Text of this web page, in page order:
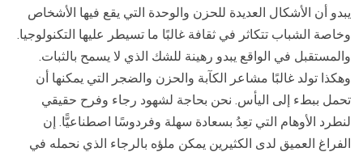
يبدو أن الأشكال العديدة للحزن والوحدة التي يقع فيها الأشخاص
وخاصة الشباب تتكاثر في ثقافة غالبًا ما تسيطر عليها التكنولوجيا.
والمستقبل في الواقع يبدو رهينة للشك الذي لا يسمح بالثبات.
وهكذا تولد غالبًا مشاعر الكآبة والحزن والضجر التي يمكنها أن
تحمل ببطء إلى اليأس. نحن بحاجة لشهود رجاء وفرح حقيقي
لنطرد الأوهام التي تعِدُ بسعادة سهلة وفردوسًا اصطناعيًّا. إن
الفراغ العميق لدى الكثيرين يمكن ملؤه بالرجاء الذي نحمله في